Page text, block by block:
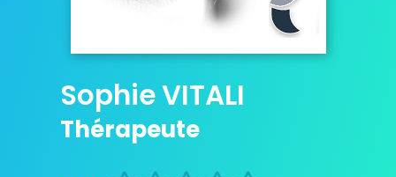
Sophie VITALI
Thérapeute